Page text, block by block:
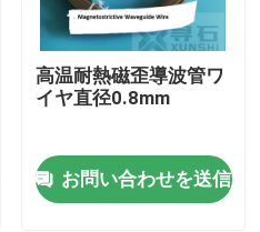
高温耐熱磁歪導波管ワ
イヤ直径0.8mm
お問い合わせを送信